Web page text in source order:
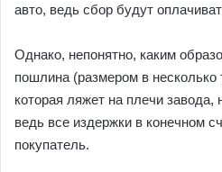
авто, ведь сбор будут
Однако, непонятно, каким
пошлина (размером в
которая ляжет на плечи завода,
ведь все издержки в конечном
покупатель.